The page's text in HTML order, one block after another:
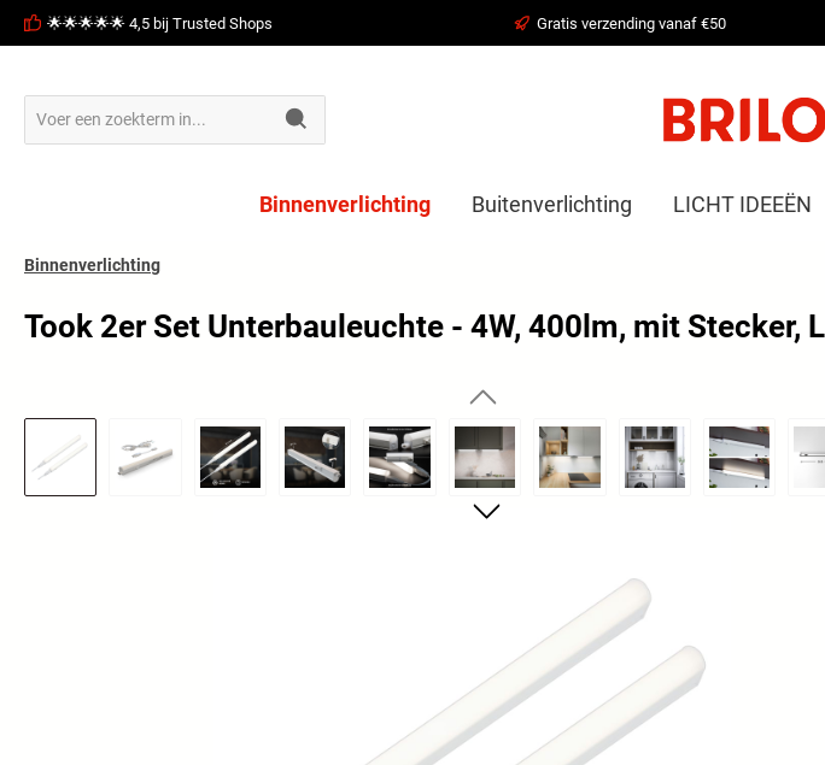
Ga naar de hoofdnavigatie
🌟🌟🌟🌟🌟 4,5 bij Trusted Shops Gratis verzending vanaf €50
Binnenverlichting Buitenverlichting LICHT IDEEËN
Binnenverlichting
Took 2er Set Unterbauleuchte - 4W, 400lm, mit Stecker,
Afbeeldingengalerij overslaan